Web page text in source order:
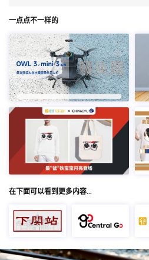
一点点不一样的
在下面可以看到更多内容…